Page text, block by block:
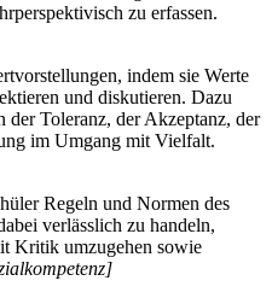
zu erfassen.
indem sie Werte
und diskutieren. Dazu
der Toleranz, der Akzeptanz, der
im Umgang mit Vielfalt.
Regeln und Normen des
verlässlich zu handeln,
Kritik umzugehen sowie